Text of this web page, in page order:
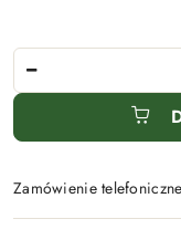
Zamówienie